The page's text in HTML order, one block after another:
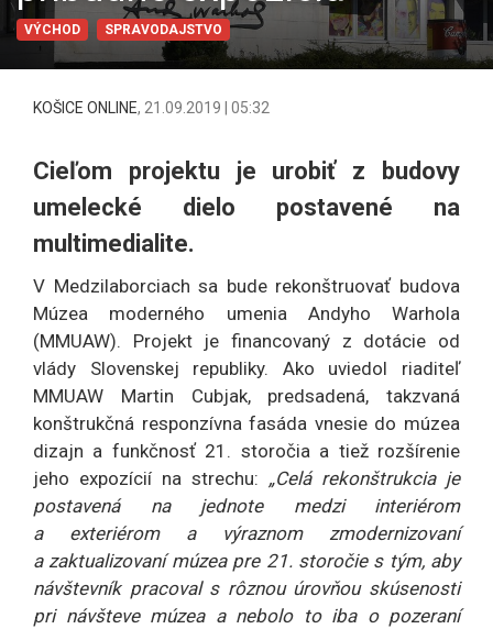
VÝCHOD SPRAVODAJSTVO
KOŠICE ONLINE, 21.09.2019 | 05:32
Cieľom projektu je urobiť z budovy
umelecké dielo postavené na
multimedialite.
V Medzilaborciach sa bude rekonštruovať budova
Múzea moderného umenia Andyho Warhola
(MMUAW). Projekt je financovaný z dotácie od
vlády Slovenskej republiky. Ako uviedol riaditeľ
MMUAW Martin Cubjak, predsadená, takzvaná
konštrukčná responzívna fasáda vnesie do múzea
dizajn a funkčnosť 21. storočia a tiež rozšírenie
jeho expozícií na strechu: „Celá rekonštrukcia je
postavená na jednote medzi interiérom
a exteriérom a výraznom zmodernizovaní
a zaktualizovaní múzea pre 21. storočie s tým, aby
návštevník pracoval s rôznou úrovňou skúsenosti
pri návšteve múzea a nebolo to iba o pozeraní